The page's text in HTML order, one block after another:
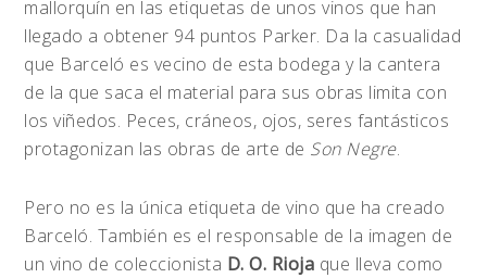
mallorquín en las etiquetas de unos vinos que han
llegado a obtener 94 puntos Parker. Da la casualidad
que Barceló es vecino de esta bodega y la cantera
de la que saca el material para sus obras limita con
los viñedos. Peces, cráneos, ojos, seres fantásticos
protagonizan las obras de arte de Son Negre.
Pero no es la única etiqueta de vino que ha creado
Barceló. También es el responsable de la imagen de
un vino de coleccionista D. O. Rioja que lleva como